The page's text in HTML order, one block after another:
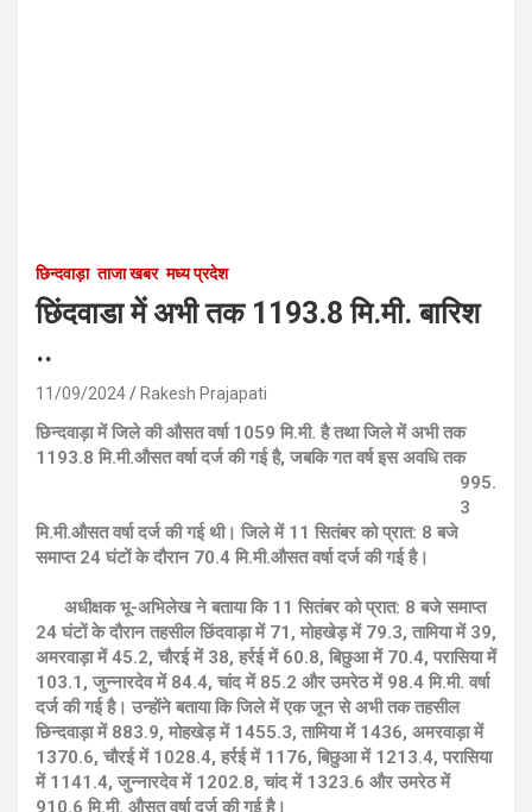
छिन्दवाड़ा ताजा खबर मध्य प्रदेश
छिंदवाडा में अभी तक 1193.8 मि.मी. बारिश
..
11/09/2024 Rakesh Prajapati
छिन्दवाड़ा में जिले की औसत वर्षा 1059 मि.मी. है तथा जिले में अभी तक
1193.8 मि.मी.औसत वर्षा दर्ज की गई है, जबकि गतवर्ष इस अवधि तक
995.
3
मि.मी.औसत वर्षा दर्ज की गई थी। जिले में 11 सितंबर को प्रात: 8 बजे
समाप्त 24 घंटों के दौरान 70.4 मि.मी.औसत वर्षा दर्ज की गई है।
अधीक्षक भू-अभिलेख ने बताया कि 11 सितंबर को प्रात: 8 बजे समाप्त
24 घंटों के दौरान तहसील छिंदवाड़ा में 71, मोहखेड़ में 79.3, तामिया में 39,
अमरवाड़ा में 45.2, चौरई में 38, हर्रई में 60.8, बिछुआ में 70.4, परासिया में
103.1, जुन्नारदेव में 84.4, चांद में 85.2 और उमरेठ में 98.4 मि.मी. वर्षा
दर्ज की गई है। उन्होंने बताया कि जिले में एक जून से अभी तक तहसील
छिन्दवाड़ा में 883.9, मोहखेड़ में 1455.3, तामिया में 1436, अमरवाड़ा में
1370.6, चौरई में 1028.4, हर्रई में 1176, बिछुआ में 1213.4, परासिया
में 1141.4, जुन्नारदेव में 1202.8, चांद में 1323.6 और उमरेठ में
910.6 मि.मी. औसत वर्षा दर्ज की गई है।